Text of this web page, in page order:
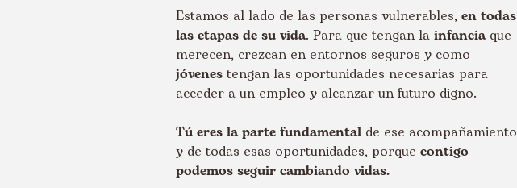
Estamos al lado de las personas vulnerables, en todas
las etapas de su vida. Para que tengan la infanciaque
merecen, crezcan en entornos seguros y como
jóvenestengan las oportunidades necesarias para
acceder a un empleo y alcanzar un futuro digno.
Tú eres la parte fundamentalde ese acompañamiento
y de todas esas oportunidades, porque contigo
podemos seguir cambiando vidas.